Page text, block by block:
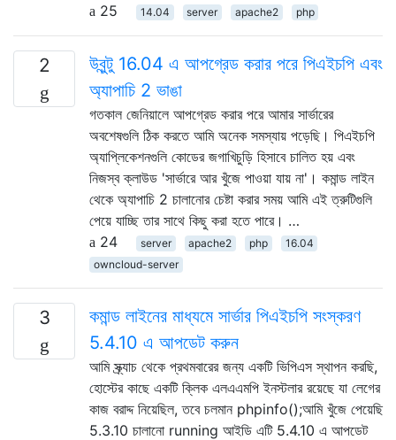
25
14.04 server apache2 php
2
উবুন্টু 16.04 এ আপগ্রেড করার পরে পিএইচপি এবং
অ্যাপাচি 2 ভাঙা
গতকাল জেনিয়ালে আপগ্রেড করার পরে আমার সার্ভারের
অবশেষগুলি ঠিক করতে আমি অনেক সমস্যায় পড়েছি। পিএইচপি
অ্যাপ্লিকেশনগুলি কোডের জগাখিচুড়ি হিসাবে চালিত হয় এবং
নিজস্ব ক্লাউড 'সার্ভারে আর খুঁজে পাওয়া যায় না'। কমান্ড লাইন
থেকে অ্যাপাচি 2 চালানোর চেষ্টা করার সময় আমি এই ত্রুটিগুলি
পেয়ে যাচ্ছি তার সাথে কিছু করা হতে পারে। …
24
server apache2 php
16.04
owncloud-server
3
কমান্ড লাইনের মাধ্যমে সার্ভার পিএইচপি সংস্করণ
5.4.10 এ আপডেট করুন
আমি স্ক্র্যাচ থেকে প্রথমবারের জন্য একটি ভিপিএস স্থাপন করছি,
হোস্টের কাছে একটি ক্লিক এলএএমপি ইনস্টলার রয়েছে যা লেগের
কাজ বরাদ্দ নিয়েছিল, তবে চলমান phpinfo();আমি খুঁজে পেয়েছি
5.3.10 চালানো running আইডি এটি 5.4.10 এ আপডেট